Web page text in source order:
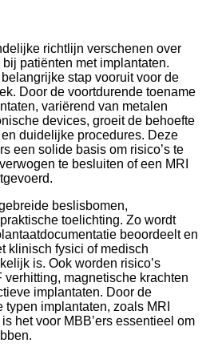
richtlijn verschenen over
patiënten met implantaten.
stap vooruit voor de
Door de voortdurende toename
variërend van metalen
devices, groeit de behoefte
duidelijke procedures. Deze
een solide basis om risico’s te
te besluiten of een MRI
beslisbomen,
toelichting. Zo wordt
beoordeelt en
klinisch fysici of medisch
is. Ook worden risico’s
verhitting, magnetische krachten
implantaten. Door de
implantaten, zoals MRI
het voor MBB’ers essentieel om